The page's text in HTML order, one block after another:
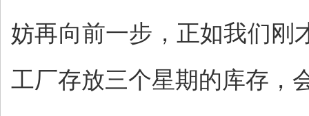
妨再向前一步，正如我们刚
工厂存放三个星期的库存，